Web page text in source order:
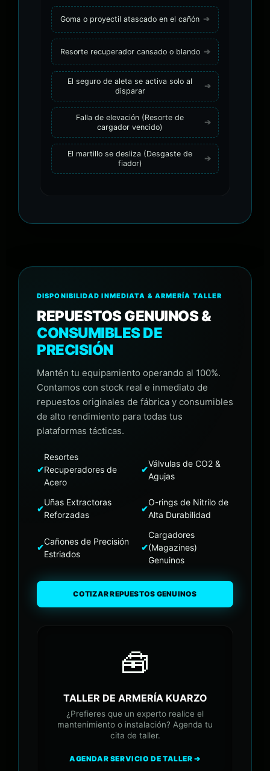
Goma o proyectil atascado en el cañón
Resorte recuperador cansado o blando
El seguro de aleta se activa solo al
disparar
Falla de elevación (Resorte de
cargador vencido)
El martillo se desliza (Desgaste de
fiador)
DISPONIBILIDAD INMEDIATA & ARMERÍA TALLER
REPUESTOS GENUINOS &
CONSUMIBLES DE
PRECISIÓN
Mantén tu equipamiento operando al 100%.
Contamos con stock real e inmediato de
repuestos originales de fábrica y consumibles
de alto rendimiento para todas tus
plataformas tácticas.
✔
Resortes
Recuperadores de
Acero
✔
Válvulas de CO2 &
Agujas
✔
Uñas Extractoras
Reforzadas
✔
O-rings de Nitrilo de
Alta Durabilidad
✔
Cañones de Precisión
Estriados
✔
Cargadores
(Magazines)
Genuinos
COTIZAR REPUESTOS GENUINOS
🧰
TALLER DE ARMERÍA KUARZO
¿Prefieres que un experto realice el
mantenimiento o instalación? Agenda tu
cita de taller.
AGENDAR SERVICIO DE TALLER ➔